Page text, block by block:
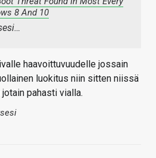
8 And 10
haavoittuvuudelle jossain
luokitus niin sitten niissä
pahasti vialla.